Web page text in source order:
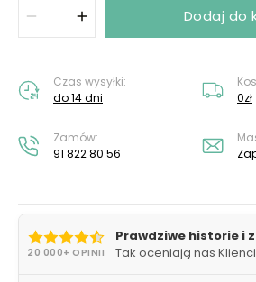
Dodaj do
Czas wysyłki:
do 14 dni
0zł
Zamów:
91 822 80 56
20 000+ OPINII
Prawdziwe historie i
Tak oceniają nas